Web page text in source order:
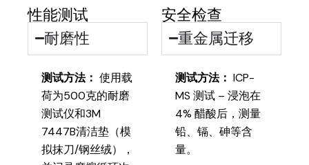
性能测试
耐磨性
测试方法： 使用载
荷为500克的耐磨
测试仪和3M
7447B清洁垫（模
拟抹刀/钢丝绒），
安全检查
重金属迁移
测试方法： ICP-
MS 测试 – 浸泡在
4% 醋酸后，测量
铅、镉、砷等含
量。